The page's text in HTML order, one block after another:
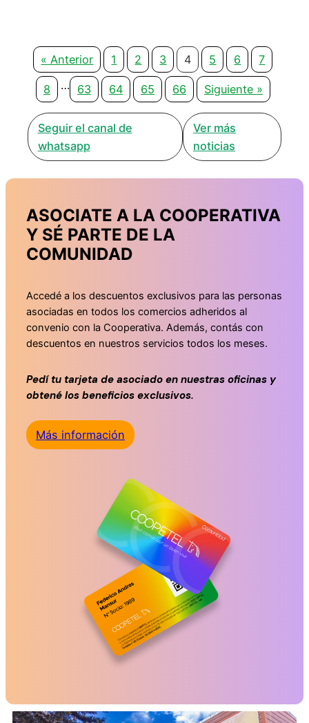
« Anterior 1 2 3 4 5 6 7
8 … 63 64 65 66 Siguiente »
Seguir el canal de
whatsapp
Ver más
noticias
ASOCIATE A LA COOPERATIVA
Y SÉ PARTE DE LA
COMUNIDAD
Accedé a los descuentos exclusivos para las personas
asociadas en todos los comercios adheridos al
convenio con la Cooperativa. Además, contás con
descuentos en nuestros servicios todos los meses.
Pedí tu tarjeta de asociado en nuestras oficinas y
obtené los beneficios exclusivos.
Más información